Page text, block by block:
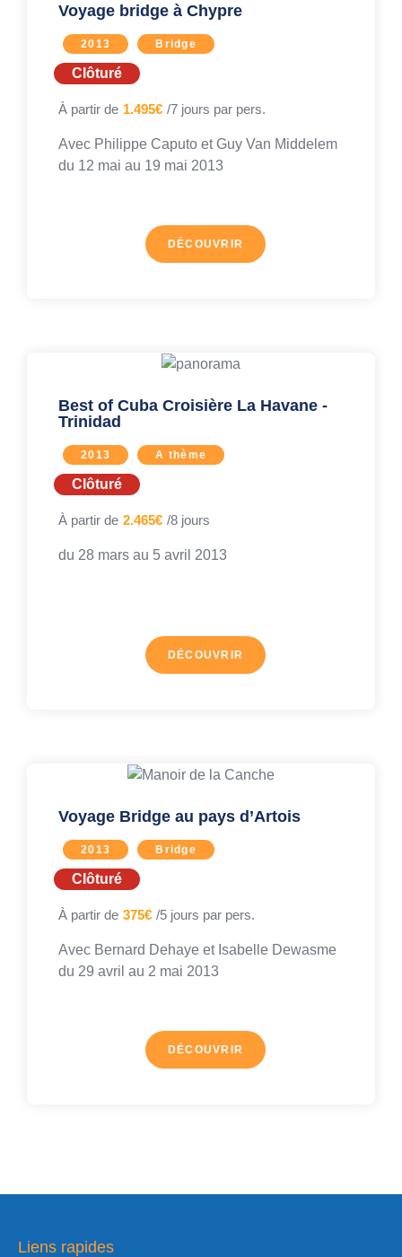
Voyage bridge à Chypre
2013 Bridge
Clôturé
À partir de 1.495€ /7 jours par pers.
Avec Philippe Caputo et Guy Van Middelem
du 12 mai au 19 mai 2013
DÉCOUVRIR
Best of Cuba Croisière La Havane -
Trinidad
2013 A thème
Clôturé
À partir de 2.465€ /8 jours
du 28 mars au 5 avril 2013
DÉCOUVRIR
Voyage Bridge au pays d’Artois
2013 Bridge
Clôturé
À partir de 375€ /5 jours par pers.
Avec Bernard Dehaye et Isabelle Dewasme
du 29 avril au 2 mai 2013
DÉCOUVRIR
Liens rapides